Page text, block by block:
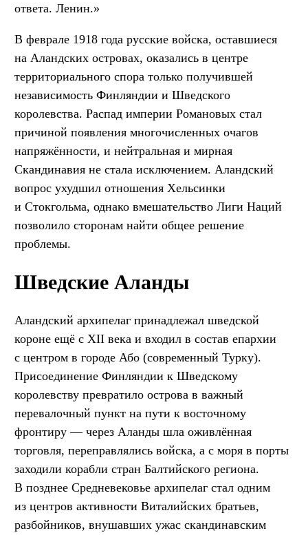
ответа. Ленин.»
В феврале 1918 года русские войска, оставшиеся
на Аландских островах, оказались в центре
территориального спора только получившей
независимость Финляндии и Шведского
королевства. Распад империи Романовых стал
причиной появления многочисленных очагов
напряжённости, и нейтральная и мирная
Скандинавия не стала исключением. Аландский
вопрос ухудшил отношения Хельсинки
и Стокгольма, однако вмешательство Лиги Наций
позволило сторонам найти общее решение
проблемы.
Шведские Аланды
Аландский архипелаг принадлежал шведской
короне ещё с XII века и входил в состав епархии
с центром в городе Або (современный Турку).
Присоединение Финляндии к Шведскому
королевству превратило острова в важный
перевалочный пункт на пути к восточному
фронтиру — через Аланды шла оживлённая
торговля, переправлялись войска, а с моря в порты
заходили корабли стран Балтийского региона.
В позднее Средневековье архипелаг стал одним
из центров активности Виталийских братьев,
разбойников, внушавших ужас скандинавским